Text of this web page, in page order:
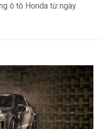
ô tô Honda từ ngày